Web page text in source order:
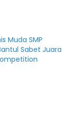
Muda SMP
Sabet Juara